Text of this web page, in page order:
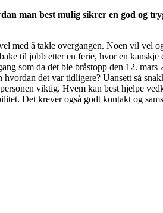
man best mulig sikrer en god og
med å takle overgangen. Noen vil vel
til jobb etter en ferie, hvor en
som da det ble bråstopp den 12. mars
det var tidligere? Uansett så
viktig. Hvem kan best hjelpe
Det krever også godt kontakt og